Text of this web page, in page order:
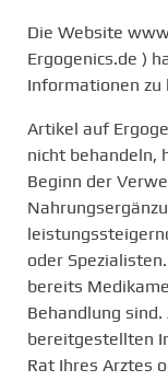
Die Website
Ergogenics.de )
Informationen zu
Artikel auf
nicht behandeln,
Beginn der
oder
bereits
Behandlung
bereitgestellten
Rat Ihres Arztes